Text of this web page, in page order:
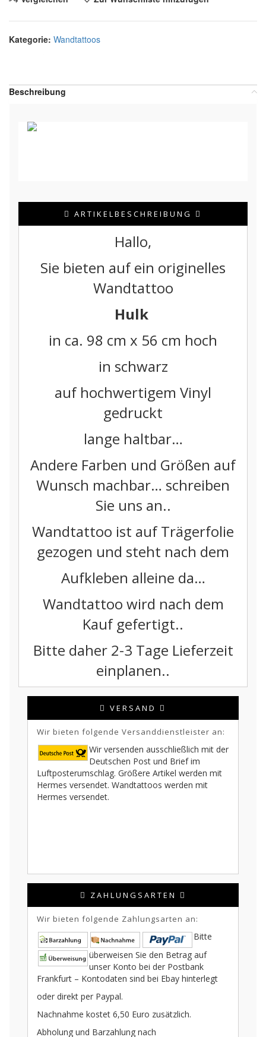
Kategorie: Wandtattoos
Beschreibung
ARTIKELBESCHREIBUNG
Hallo,
Sie bieten auf ein originelles
Wandtattoo
Hulk
in ca. 98 cm x 56 cm hoch
in schwarz
auf hochwertigem Vinyl
gedruckt
lange haltbar…
Andere Farben und Größen auf
Wunsch machbar… schreiben
Sie uns an..
Wandtattoo ist auf Trägerfolie
gezogen und steht nach dem
Aufkleben alleine da…
Wandtattoo wird nach dem
Kauf gefertigt..
Bitte daher 2-3 Tage Lieferzeit
einplanen..
VERSAND
Wir bieten folgende Versanddienstleister an:
Wir versenden ausschließlich mit der
Deutschen Post und Brief im
Luftposterumschlag. Größere Artikel werden mit
Hermes versendet. Wandtattoos werden mit
Hermes versendet.
ZAHLUNGSARTEN
Wir bieten folgende Zahlungsarten an:
Bitte
überweisen Sie den Betrag auf
unser Konto bei der Postbank
Frankfurt – Kontodaten sind bei Ebay hinterlegt
oder direkt per Paypal.
Nachnahme kostet 6,50 Euro zusätzlich.
Abholung und Barzahlung nach